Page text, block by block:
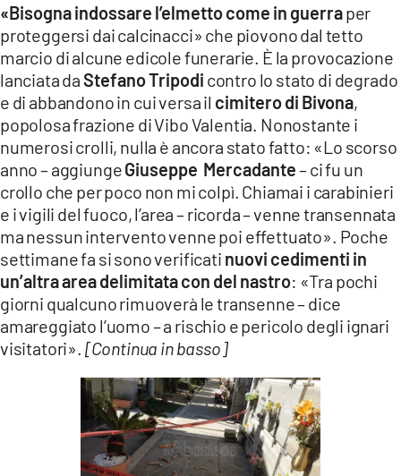
ILVIBONESE.IT
CATANZAROCHANNEL.IT
LACAPITALENEWS.IT
App
ANDROID
APPLE
«Bisogna indossare l’elmetto come in guerraper
proteggersi dai calcinacci» che piovono dal tetto
marcio di alcune edicole funerarie. È la provocazione
lanciata daStefano Tripodi contro lo stato di degrado
e di abbandono in cui versa il cimitero di Bivona,
popolosa frazione di Vibo Valentia. Nonostante i
numerosi crolli, nulla è ancora stato fatto: «Lo scorso
anno – aggiungeGiuseppe Mercadante– ci fu un
crollo che per poco non mi colpì. Chiamai i carabinieri
e i vigili del fuoco, l’area – ricorda – venne transennata
ma nessun intervento venne poi effettuato». Poche
settimane fa si sono verificati nuovi cedimenti in
un’altra area delimitata con del nastro: «Tra pochi
giorni qualcuno rimuoverà le transenne – dice
amareggiato l’uomo – a rischio e pericolo degli ignari
visitatori». [Continua in basso]